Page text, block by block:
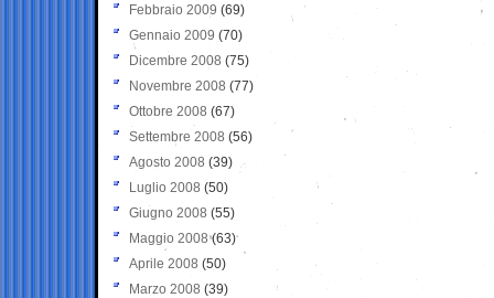
Febbraio 2009 (69)
Gennaio 2009 (70)
Dicembre 2008 (75)
Novembre 2008 (77)
Ottobre 2008 (67)
Settembre 2008 (56)
Agosto 2008 (39)
Luglio 2008 (50)
Giugno 2008 (55)
Maggio 2008(63)
Aprile 2008 (50)
Marzo 2008 (39)